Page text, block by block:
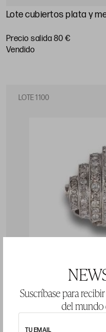
Suscríbase para
del mundo
TU EMAIL
Lote cubiertos plata y
Precio salida 80 €
vendido
LOTE 1100
SORTIJA ESTILO ART
DIAMANTES